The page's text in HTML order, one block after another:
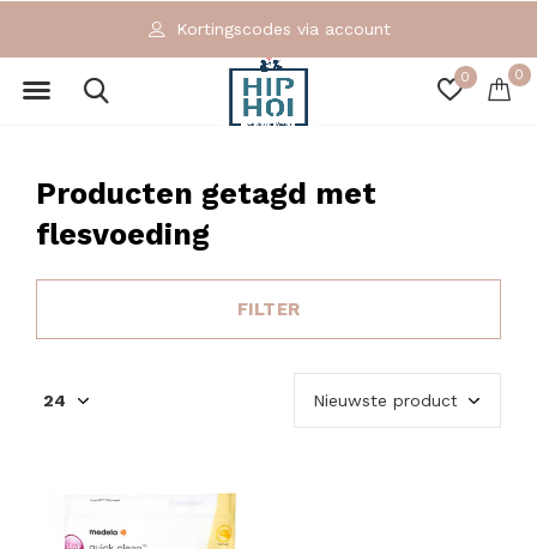
0 0
Kortingscodes via account
Producten getagd met
flesvoeding
FILTER